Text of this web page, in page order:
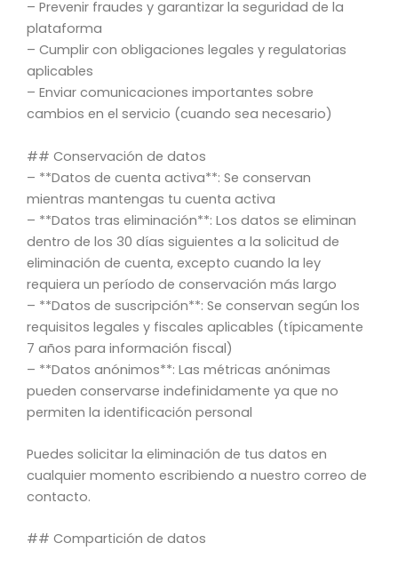
– Prevenir fraudes y garantizar la seguridad de la
plataforma
– Cumplir con obligaciones legales y regulatorias
aplicables
– Enviar comunicaciones importantes sobre
cambios en el servicio (cuando sea necesario)
## Conservación de datos
– **Datos de cuenta activa**: Se conservan
mientras mantengas tu cuenta activa
– **Datos tras eliminación**: Los datos se eliminan
dentro de los 30 días siguientes a la solicitud de
eliminación de cuenta, excepto cuando la ley
requiera un período de conservación más largo
– **Datos de suscripción**: Se conservan según los
requisitos legales y fiscales aplicables (típicamente
7 años para información fiscal)
– **Datos anónimos**: Las métricas anónimas
pueden conservarse indefinidamente ya que no
permiten la identificación personal
Puedes solicitar la eliminación de tus datos en
cualquier momento escribiendo a nuestro correo de
contacto.
## Compartición de datos